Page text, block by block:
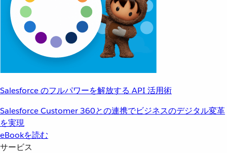
Salesforce のフルパワーを解放する API 活用術
Salesforce Customer 360との連携でビジネスのデジタル変革
を実現
eBookを読む
サービス